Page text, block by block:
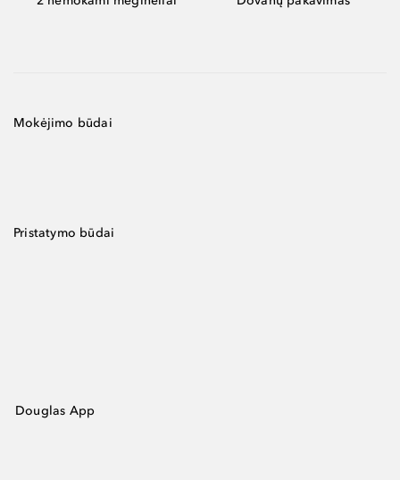
Mokėjimo būdai
Pristatymo būdai
Douglas App